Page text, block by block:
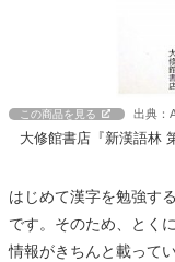
この商品を見る 出典：
大修館書店『新漢語林
はじめて漢字を勉強す
です。そのため、とく
情報がきちんと載って